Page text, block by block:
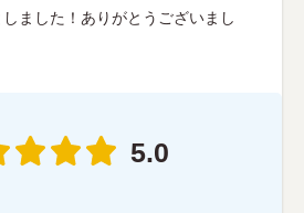
ました！ありがとうございまし
5.0